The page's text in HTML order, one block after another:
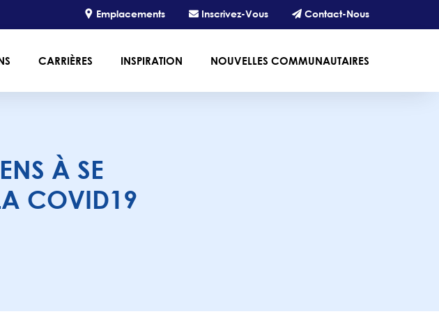
Emplacements Inscrivez-Vous Contact-Nous
CARRIÈRES INSPIRATION NOUVELLES COMMUNAUTAIRES
À SE
COVID19